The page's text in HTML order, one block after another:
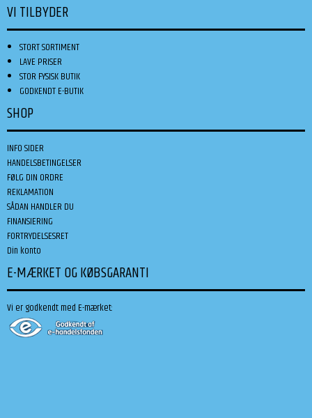
VI TILBYDER
STORT SORTIMENT
LAVE PRISER
STOR FYSISK BUTIK
GODKENDT E-BUTIK
SHOP
INFO SIDER
HANDELSBETINGELSER
FØLG DIN ORDRE
REKLAMATION
SÅDAN HANDLER DU
FINANSIERING
FORTRYDELSESRET
Din konto
E-MÆRKET OG KØBSGARANTI
Vi er godkendt med E-mærket: